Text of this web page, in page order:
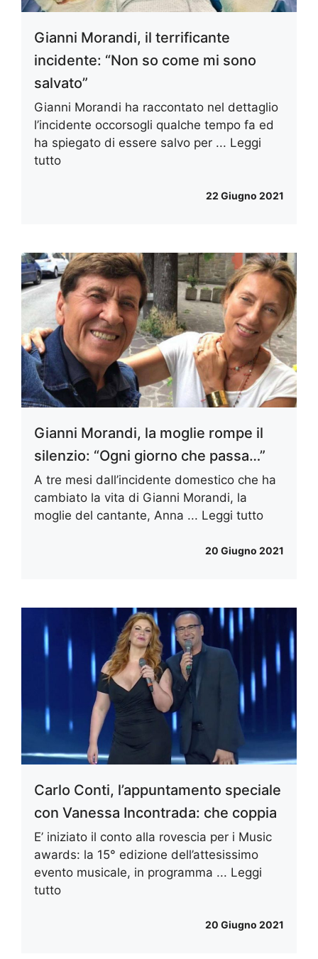
Gianni Morandi, il terrificante
incidente: “Non so come mi sono
salvato”
Gianni Morandi ha raccontato nel dettaglio
l’incidente occorsogli qualche tempo fa ed
ha spiegato di essere salvo per ... Leggi
tutto
22 Giugno 2021
Gianni Morandi, la moglie rompe il
silenzio: “Ogni giorno che passa…”
A tre mesi dall’incidente domestico che ha
cambiato la vita di Gianni Morandi, la
moglie del cantante, Anna ... Leggi tutto
20 Giugno 2021
Carlo Conti, l’appuntamento speciale
con Vanessa Incontrada: che coppia
E’ iniziato il conto alla rovescia per i Music
awards: la 15° edizione dell’attesissimo
evento musicale, in programma ... Leggi
tutto
20 Giugno 2021